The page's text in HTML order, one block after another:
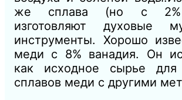
же сплава (но с 2%
изготовляют духовые
инструменты. Хорошо
меди с 8% ванадия. Он
как исходное сырье для
сплавов меди с другими